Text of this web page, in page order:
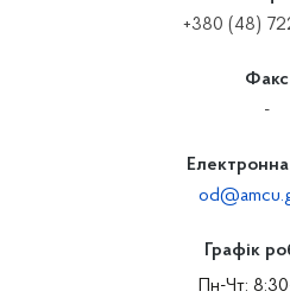
+380 (48)
Факс
-
Графік
Пн-Чт: